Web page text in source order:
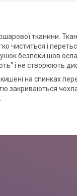
тканини.
чиститься і
безпеки шов
і не створюють
на спинках
закриваються